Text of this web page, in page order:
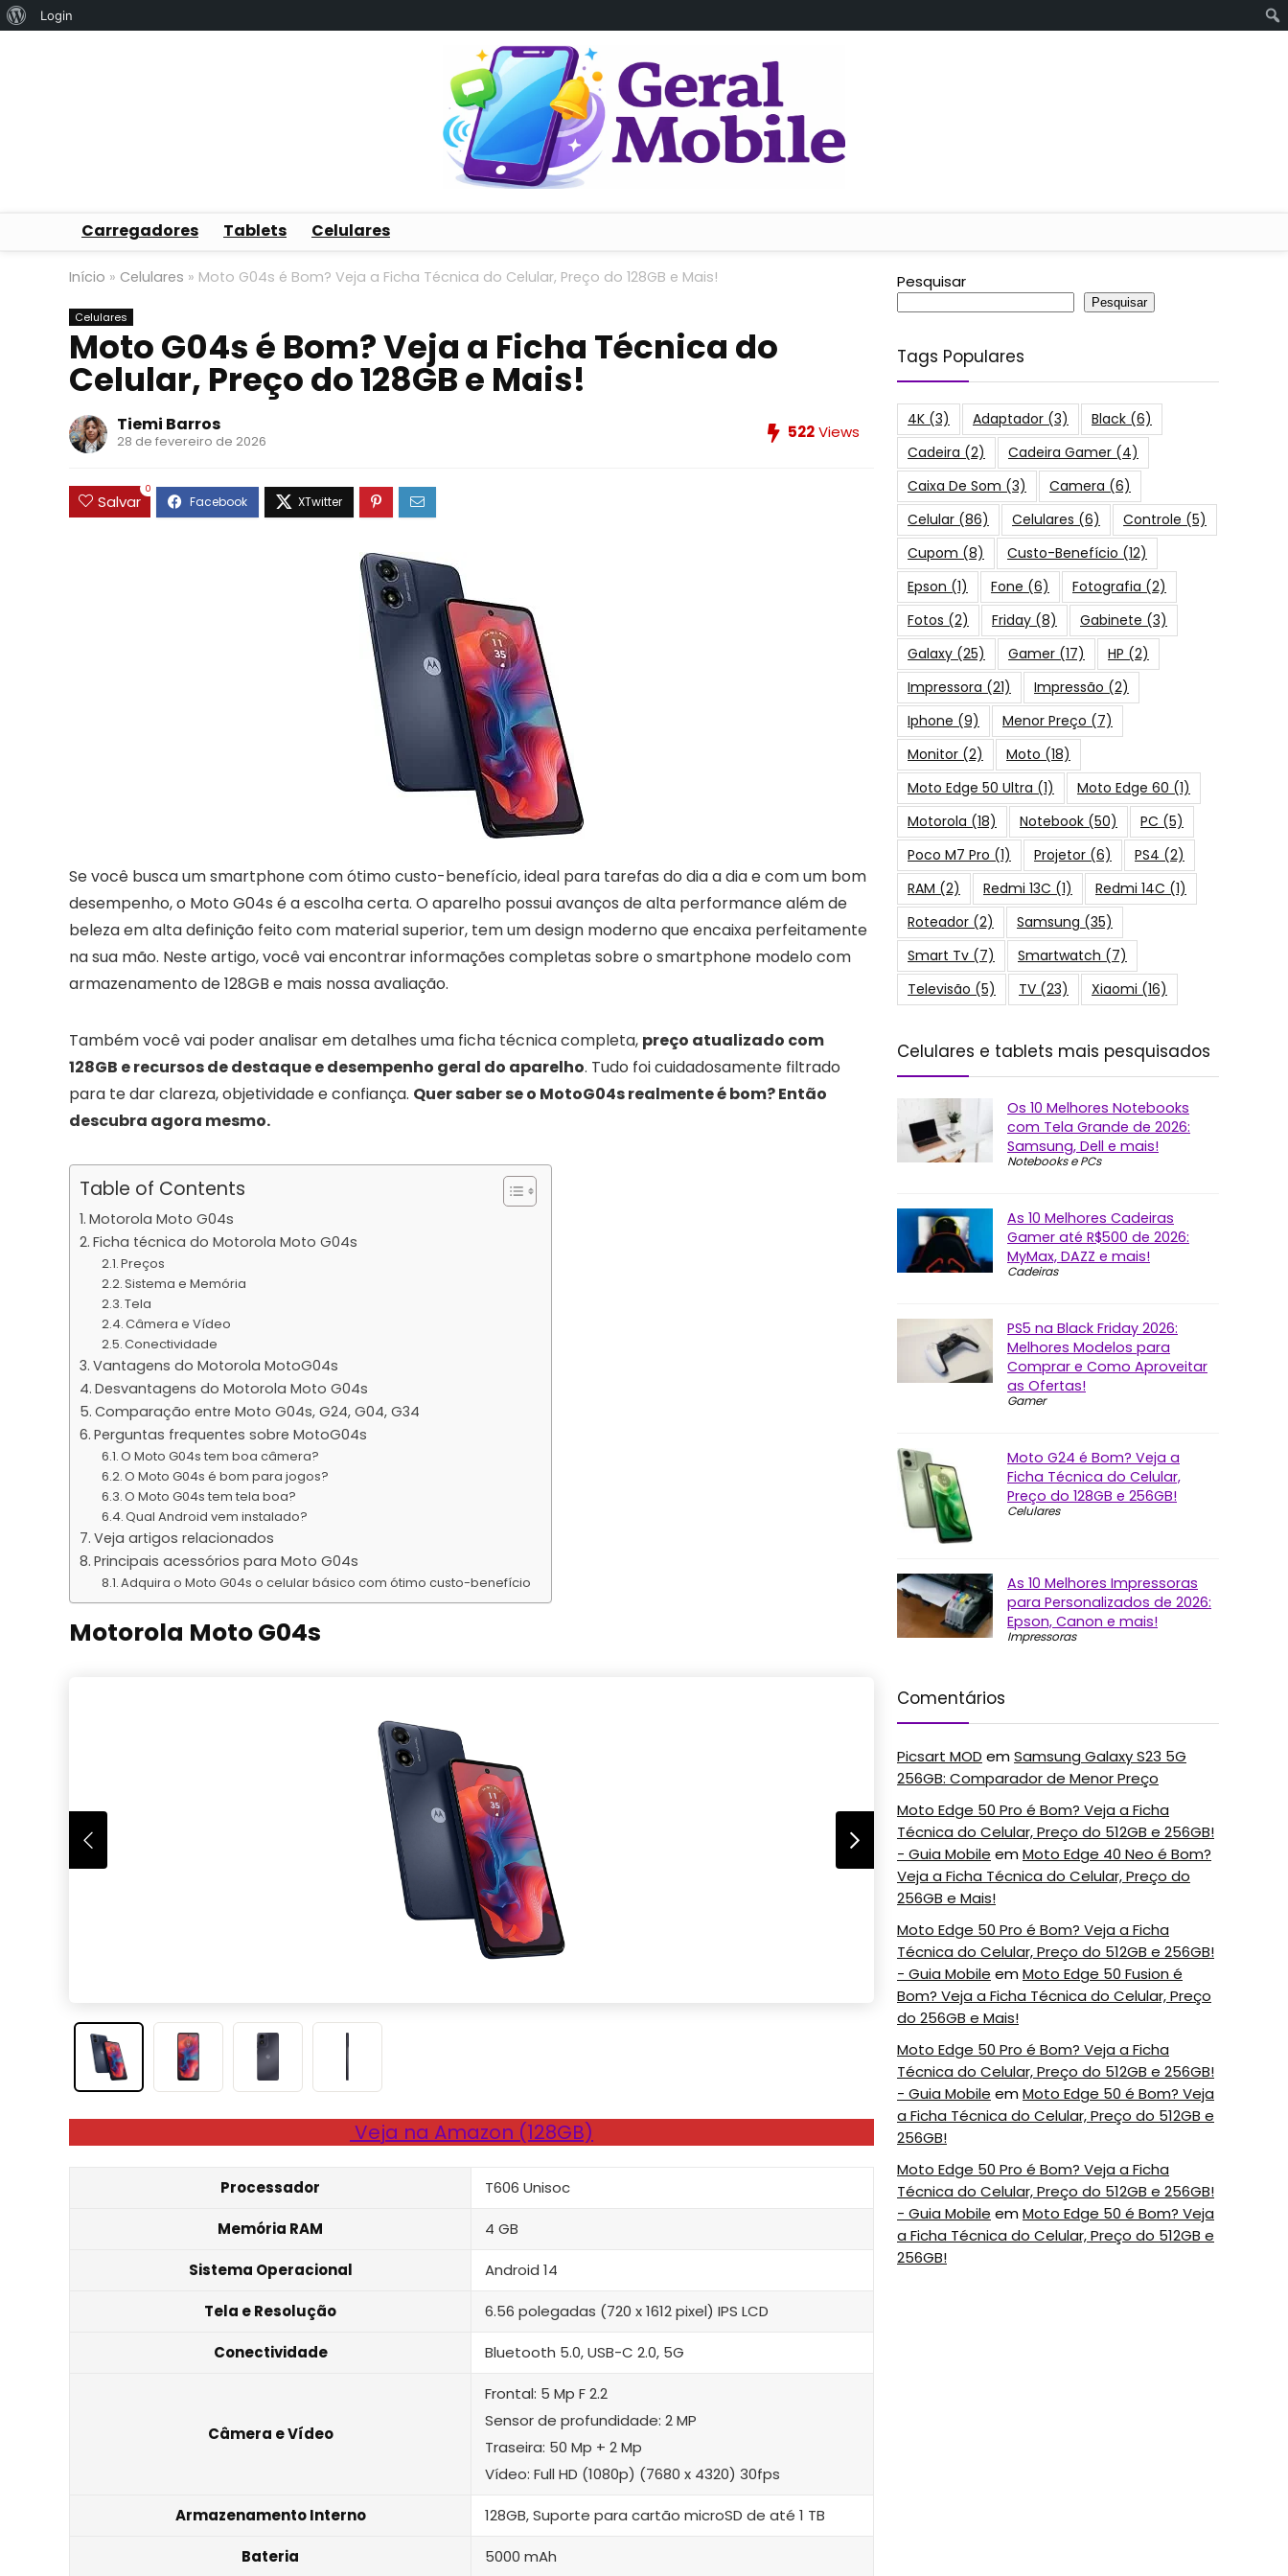
Sobre
Login
Carregadores Tablets Celulares
Início » Celulares » Moto G04s é Bom? Veja a Ficha Técnica do Celular, Preço do 128GB e Mais!
Celulares
Moto G04s é Bom? Veja a Ficha Técnica do
Celular, Preço do 128GB e Mais!
Tiemi Barros
28 de fevereiro de 2026 522Views
Salvar
0
Se você busca um smartphone com ótimo custo-benefício, ideal para tarefas do dia a dia e com um bom
desempenho, o Moto G04s é a escolha certa. O aparelho possui avanços de alta performance além de
beleza em alta definição feito com material superior, tem um design moderno que encaixa perfeitamente
na sua mão. Neste artigo, você vai encontrar informações completas sobre o smartphone modelo com
armazenamento de 128GB e mais nossa avaliação.
Também você vai poder analisar em detalhes uma ficha técnica completa, preço atualizado com
128GB e recursos de destaque e desempenho geral do aparelho. Tudo foi cuidadosamente filtrado
para te dar clareza, objetividade e confiança. Quer saber se o MotoG04s realmente é bom? Então
descubra agora mesmo.
Table of Contents
Motorola Moto G04s
Ficha técnica do Motorola Moto G04s
Preços
Sistema e Memória
Tela
Câmera e Vídeo
Conectividade
Vantagens do Motorola MotoG04s
Desvantagens do Motorola Moto G04s
Comparação entre Moto G04s, G24, G04, G34
Perguntas frequentes sobre MotoG04s
O Moto G04s tem boa câmera?
O Moto G04s é bom para jogos?
O Moto G04s tem tela boa?
Qual Android vem instalado?
Veja artigos relacionados
Principais acessórios para Moto G04s
Adquira o Moto G04s o celular básico com ótimo custo-benefício
Motorola Moto G04s
Veja na Amazon (128GB)
Processador T606 Unisoc
Memória RAM 4 GB
Sistema Operacional Android 14
Tela e Resolução 6.56 polegadas (720 x 1612 pixel) IPS LCD
Conectividade ‎Bluetooth 5.0, USB-C 2.0, 5G
Câmera e Vídeo
Frontal: 5 Mp F 2.2
Sensor de profundidade: 2 MP
Traseira: 50 Mp + 2 Mp
Vídeo: Full HD (1080p) (7680 x 4320) 30fps
Armazenamento Interno 128GB, Suporte para cartão microSD de até 1 TB
Bateria 5000 mAh
Pesquisar
Pesquisar
Tags Populares
4K (3) Adaptador (3) Black (6)
Cadeira (2) Cadeira Gamer (4)
Caixa De Som (3) Camera (6)
Celular (86) Celulares (6) Controle (5)
Cupom (8) Custo-Benefício (12)
Epson (1) Fone (6) Fotografia (2)
Fotos (2) Friday (8) Gabinete (3)
Galaxy (25) Gamer (17) HP (2)
Impressora (21) Impressão (2)
Iphone (9) Menor Preço (7)
Monitor (2) Moto (18)
Moto Edge 50 Ultra (1) Moto Edge 60 (1)
Motorola (18) Notebook (50) PC (5)
Poco M7 Pro (1) Projetor (6) PS4 (2)
RAM (2) Redmi 13C (1) Redmi 14C (1)
Roteador (2) Samsung (35)
Smart Tv (7) Smartwatch (7)
Televisão (5) TV (23) Xiaomi (16)
Celulares e tablets mais pesquisados
Os 10 Melhores Notebooks
com Tela Grande de 2026:
Samsung, Dell e mais!
Notebooks e PCs
As 10 Melhores Cadeiras
Gamer até R$500 de 2026:
MyMax, DAZZ e mais!
Cadeiras
PS5 na Black Friday 2026:
Melhores Modelos para
Comprar e Como Aproveitar
as Ofertas!
Gamer
Moto G24 é Bom? Veja a
Ficha Técnica do Celular,
Preço do 128GB e 256GB!
Celulares
As 10 Melhores Impressoras
para Personalizados de 2026:
Epson, Canon e mais!
Impressoras
Comentários
Picsart MOD emSamsung Galaxy S23 5G
256GB: Comparador de Menor Preço
Moto Edge 50 Pro é Bom? Veja a Ficha
Técnica do Celular, Preço do 512GB e 256GB!
- Guia Mobile emMoto Edge 40 Neo é Bom?
Veja a Ficha Técnica do Celular, Preço do
256GB e Mais!
Moto Edge 50 Pro é Bom? Veja a Ficha
Técnica do Celular, Preço do 512GB e 256GB!
- Guia Mobile emMoto Edge 50 Fusion é
Bom? Veja a Ficha Técnica do Celular, Preço
do 256GB e Mais!
Moto Edge 50 Pro é Bom? Veja a Ficha
Técnica do Celular, Preço do 512GB e 256GB!
- Guia Mobile emMoto Edge 50 é Bom? Veja
a Ficha Técnica do Celular, Preço do 512GB e
256GB!
Moto Edge 50 Pro é Bom? Veja a Ficha
Técnica do Celular, Preço do 512GB e 256GB!
- Guia Mobile emMoto Edge 50 é Bom? Veja
a Ficha Técnica do Celular, Preço do 512GB e
256GB!